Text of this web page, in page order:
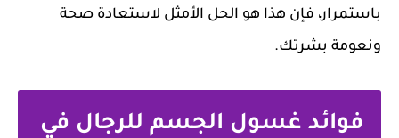
باستمرار، فإن هذا هو الحل الأمثل لاستعادة صحة
ونعومة بشرتك.
فوائد غسول الجسم للرجال في